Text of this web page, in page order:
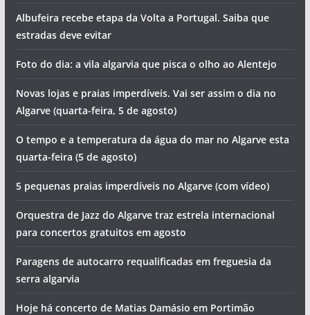
Albufeira recebe etapa da Volta a Portugal. Saiba que
estradas deve evitar
Foto do dia: a vila algarvia que pisca o olho ao Alentejo
Novas lojas e praias imperdíveis. Vai ser assim o dia no
Algarve (quarta-feira, 5 de agosto)
O tempo e a temperatura da água do mar no Algarve esta
quarta-feira (5 de agosto)
5 pequenas praias imperdíveis no Algarve (com vídeo)
Orquestra de Jazz do Algarve traz estrela internacional
para concertos gratuitos em agosto
Paragens de autocarro requalificadas em freguesia da
serra algarvia
Hoje há concerto de Matias Damásio em Portimão